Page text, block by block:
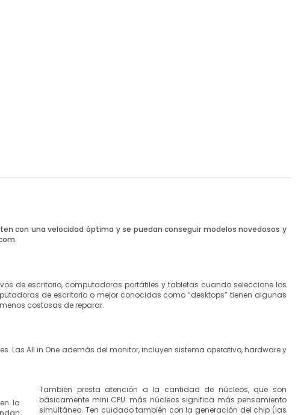
con una velocidad óptima y se puedan conseguir modelos novedosos y
de escritorio, computadoras portátiles y tabletas cuando seleccione los
de escritorio o mejor conocidas como “desktops” tienen algunas
costosas de reparar.
All in One además del monitor, incluyen sistema operativo, hardware y
la
También presta atención a la cantidad de núcleos, que son
básicamente mini CPU: más núcleos significa más pensamiento
simultáneo. Ten cuidado también con la generación del chip (las